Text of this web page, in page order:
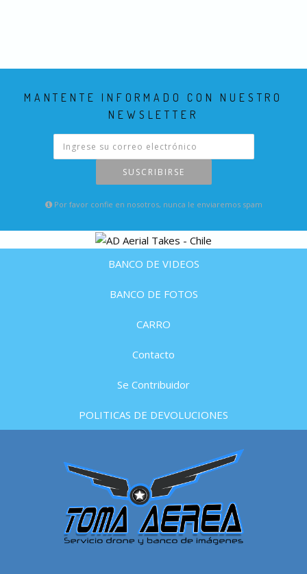
MANTENTE INFORMADO CON NUESTRO
NEWSLETTER
SUSCRIBIRSE
Por favor confie en nosotros, nunca le enviaremos spam
BANCO DE VIDEOS
BANCO DE FOTOS
CARRO
Contacto
Se Contribuidor
POLITICAS DE DEVOLUCIONES